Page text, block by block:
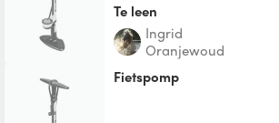
Te leen
Ingrid
Oranjewoud
Fietspomp